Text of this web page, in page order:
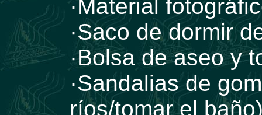
·Material
·Saco de dormir
·Bolsa de aseo y
·Sandalias de
ríos/tomar el